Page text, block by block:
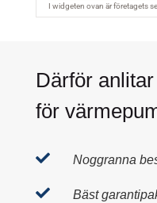
Därför
för
 Noggranna
 Bäst